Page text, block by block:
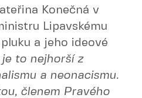
Konečná v
Lipavskému
a jeho ideové
je to nejhorší z
a neonacismu.
členem Pravého